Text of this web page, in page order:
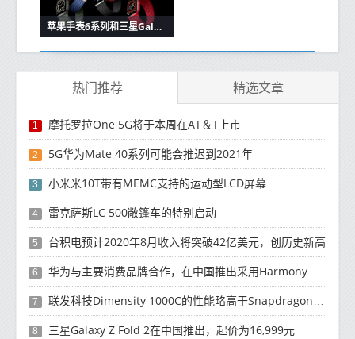
苹果手表6系列和三星Galaxy手表3:如何比较
热门推荐 精选文章
1 摩托罗拉One 5G将于本周在AT＆T上市
2 5G华为Mate 40系列可能会推迟到2021年
3 小米米10T带有MEMC支持的运动型LCD屏幕
4 雷克萨斯LC 500敞篷车的特别启动
5 台积电预计2020年8月收入将突破42亿美元，创历史新高
6 华为与主要消费品牌合作，在中国推出采用HarmonyOS 2.0的智能家居产品
7 联发科技Dimensity 1000C的性能略高于Snapdragon 765G
8 三星Galaxy Z Fold 2在中国推出，起价为16,999元